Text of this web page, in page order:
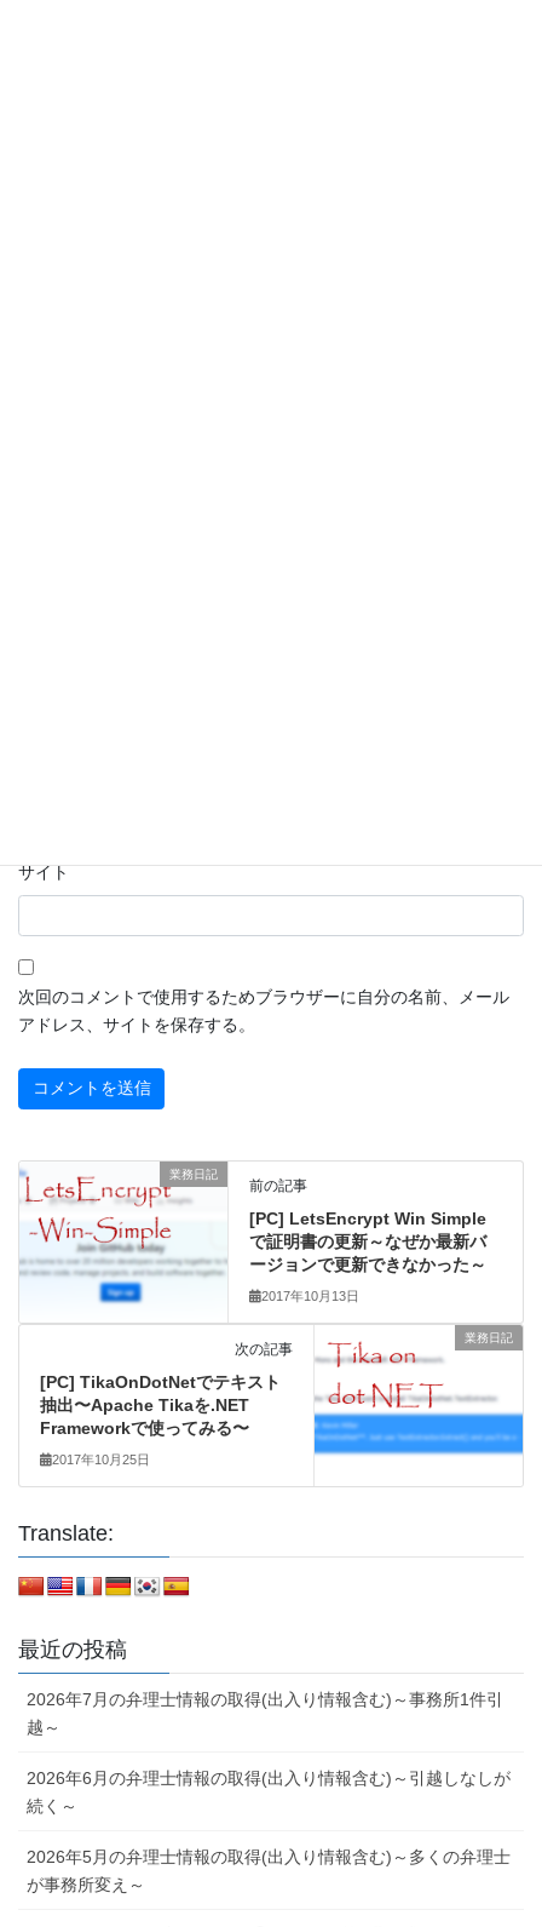
サイト
次回のコメントで使用するためブラウザーに自分の名前、メール
アドレス、サイトを保存する。
業務日記
前の記事
[PC] LetsEncrypt Win Simple
で証明書の更新～なぜか最新バ
ージョンで更新できなかった～
2017年10月13日
業務日記
次の記事
[PC] TikaOnDotNetでテキスト
抽出〜Apache Tikaを.NET
Frameworkで使ってみる〜
2017年10月25日
Translate:
最近の投稿
2026年7月の弁理士情報の取得(出入り情報含む)～事務所1件引
越～
2026年6月の弁理士情報の取得(出入り情報含む)～引越しなしが
続く～
2026年5月の弁理士情報の取得(出入り情報含む)～多くの弁理士
が事務所変え～